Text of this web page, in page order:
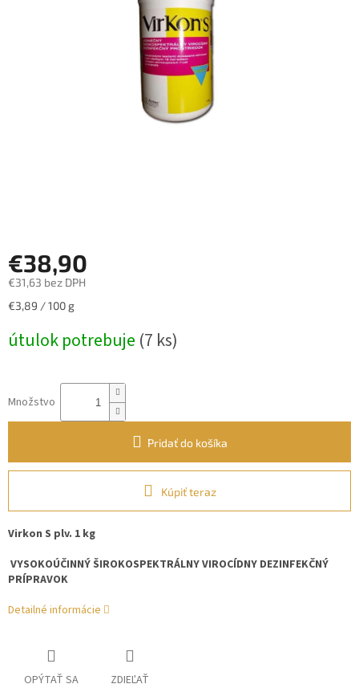
€38,90
€31,63 bez DPH
Jednotková
€3,89 / 100 g
útulok potrebuje (7 ks)
Množstvo
Pridať do košíka
Kúpiť teraz
Virkon S plv. 1 kg
VYSOKOÚČINNÝ ŠIROKOSPEKTRÁLNY VIROCÍDNY DEZINFEKČNÝ
PRÍPRAVOK
Detailné informácie
OPÝTAŤ SA ZDIEĽAŤ